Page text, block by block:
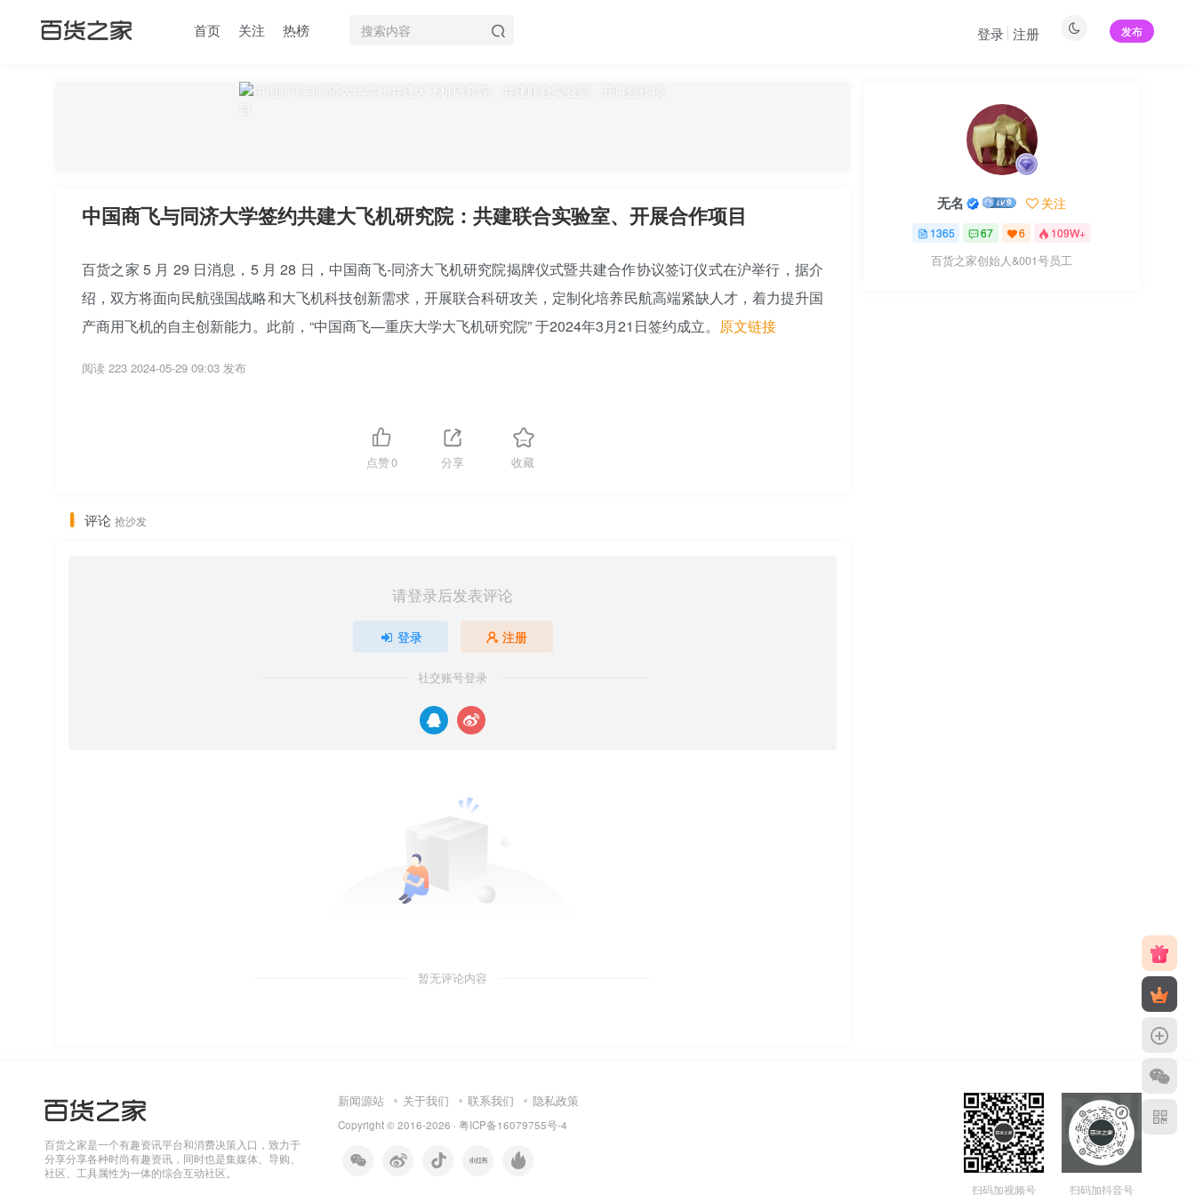
首页 关注 热榜 发布
登录 注册
中国商飞与同济大学签约共建大飞机研究院：共建联合实验室、开展合作项目
百货之家 5 月 29 日消息，5 月 28 日，中国商飞-同济大飞机研究院揭牌仪式暨共建合作协议签订仪式在沪举行，据介
绍，双方将面向民航强国战略和大飞机科技创新需求， 开展联合科研攻关，定制化培养民航高端紧缺人才，着力提升国
产商用飞机的自主创新能力。此前，“中国商飞—重庆大学大飞机研究院” 于2024年3月21日签约成立。 原文链接
阅读 223 2024-05-29 09:03 发布
点赞0 分享 收藏
评论 抢沙发
请登录后发表评论
登录 注册
社交账号登录
暂无评论内容
无名 关注
1365 67 6 109W+
百货之家创始人&001号员工
百货之家是一个有趣资讯平台和消费决策入口，致力于
分享分享各种时尚有趣资讯，同时也是集媒体、导购、
社区、工具属性为一体的综合互动社区。
新闻源站 关于我们 联系我们 隐私政策
Copyright © 2016-2026 · 粤ICP备16079755号-4
扫码加视频号 扫码加抖音号